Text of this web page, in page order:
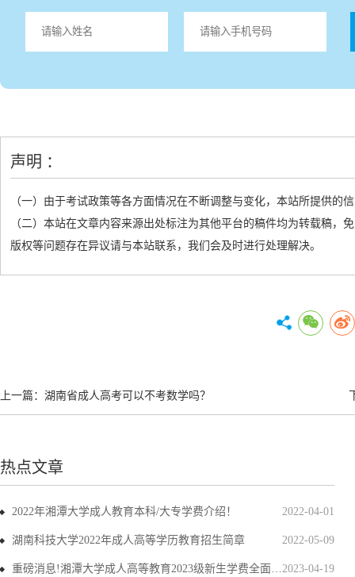
声明 ：
（一）由于考试政策等各方面情况在不断调整与变化，本站所提供的
（二）本站在文章内容来源出处标注为其他平台的稿件均为转载稿
版权等问题存在异议请与本站联系，我们会及时进行处理解决。
上一篇： 湖南省成人高考可以不考数学吗？
热点文章
2022-04-01
2022年湘潭大学成人教育本科/大专学费介绍！
2022-05-09
湖南科技大学2022年成人高等学历教育招生简章
2023-04-19
重磅消息!湘潭大学成人高等教育2023级新生学费全面上调